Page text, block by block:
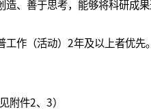
造、善于思考，能够将科研成
作（活动）2年及以上者优先。
附件2、3）